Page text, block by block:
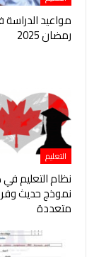
مواعيد
رمضان 2025
التعليم
نظام التعليم في
نموذج حديث
متعددة